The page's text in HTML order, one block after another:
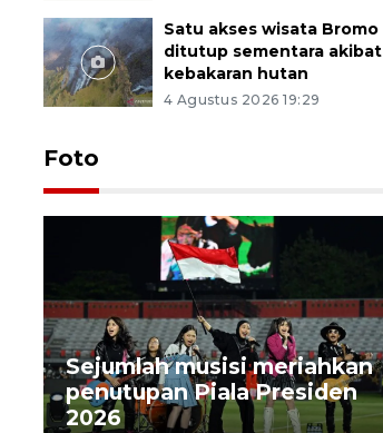
Satu akses wisata Bromo
ditutup sementara akibat
kebakaran hutan
4 Agustus 2026 19:29
Foto
Sejumlah musisi meriahkan
penutupan Piala Presiden
2026